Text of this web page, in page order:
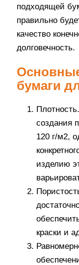
подходящей
правильно
качество
долговечность.
бумаги
создания
120 г/м2,
изделию
краски и